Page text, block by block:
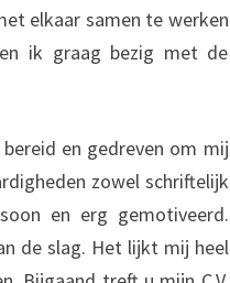
elkaar samen te werken
ik graag bezig met de
en gedreven om mij
zowel schriftelijk
en erg gemotiveerd.
de slag. Het lijkt mij heel